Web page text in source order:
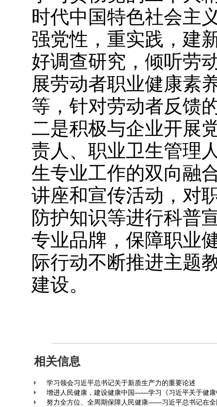
时代中国特色社会主
强党性，重实践，建
好调查研究，倾听劳
展劳动者职业健康素
等，针对劳动者反馈
二是积极与企业开展
责人、职业卫生管理
生专业工作的双向融
讲座和宣传活动，对
防护知识等进行科普
专业品牌，保障职业
际行动不断推进主题
建设。
相关信息
学习领会习近平总书记关于新质生产力的重要论述
增进人民健康，建设健康中国——学习《习近平关于健康
努力全方位、全周期保障人民健康——习近平总书记在